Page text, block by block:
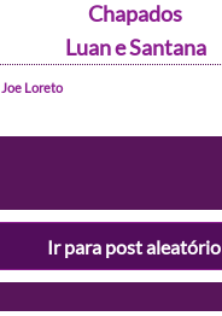
Chapados
Luan e Santana
Joe Loreto
Ir para post aleatório